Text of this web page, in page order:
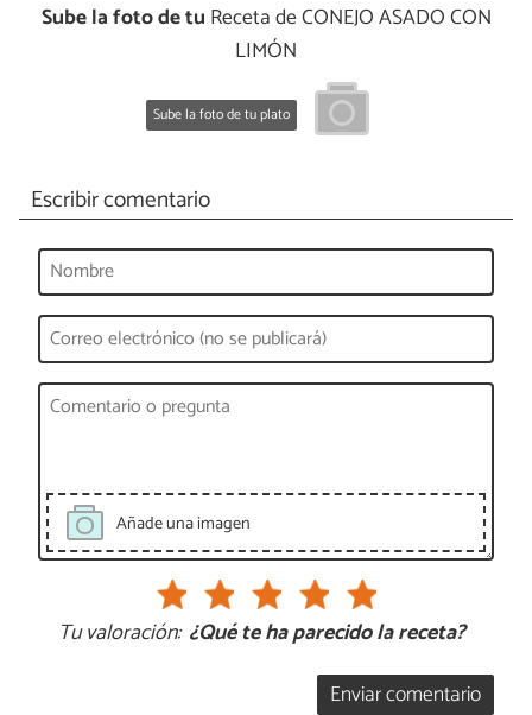
Sube la foto de tu Receta de CONEJO ASADO CON
LIMÓN
Sube la foto de tu plato
Escribir comentario
Añade una imagen
Tu valoración: ¿Qué te ha parecido la receta?
Enviar comentario